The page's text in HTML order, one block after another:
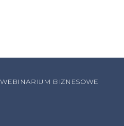
WEBINARIUM BIZNESOWE